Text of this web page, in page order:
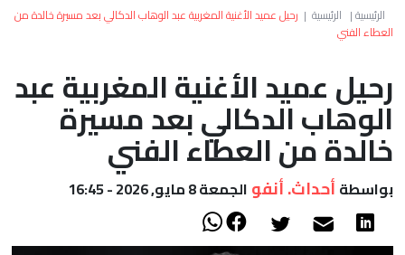
العالم
الصحراء
الرئيسية| الرئيسية | رحيل عميد الأغنية المغربية عبد الوهاب الدكالي بعد مسيرة خالدة من
العطاء الفني
رحيل عميد الأغنية المغربية عبد
الوهاب الدكالي بعد مسيرة
خالدة من العطاء الفني
بواسطة أحداث. أنفو الجمعة 8 مايو, 2026 - 16:45